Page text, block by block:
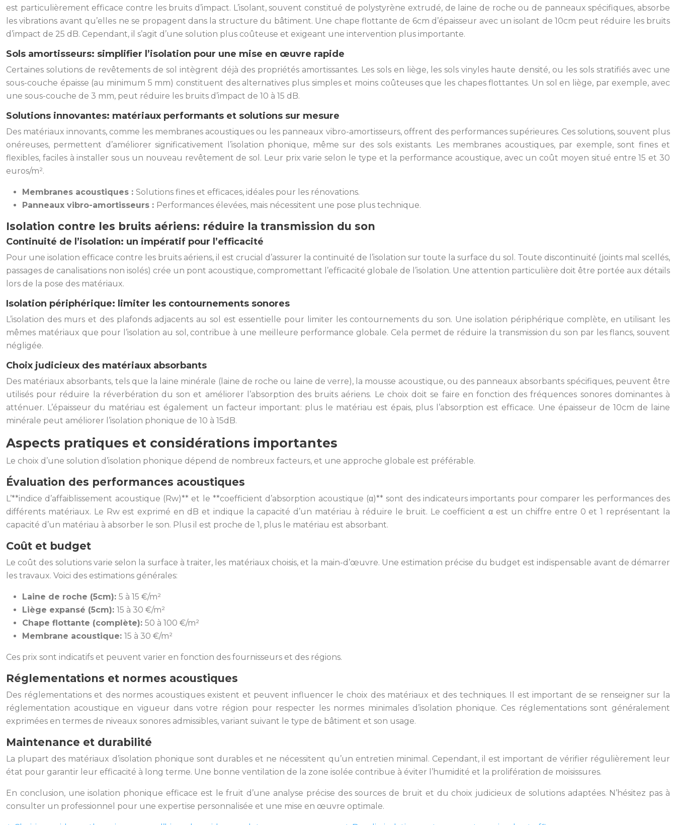
est particulièrement efficace contre les bruits d’impact. L’isolant, souvent constitué de polystyrène extrudé, de laine de roche ou de panneaux spécifiques, absorbe
les vibrations avant qu’elles ne se propagent dans la structure du bâtiment. Une chape flottante de 6cm d’épaisseur avec un isolant de 10cm peut réduire les bruits
d’impact de 25 dB. Cependant, il s’agit d’une solution plus coûteuse et exigeant une intervention plus importante.
Sols amortisseurs: simplifier l’isolation pour une mise en œuvre rapide
Certaines solutions de revêtements de sol intègrent déjà des propriétés amortissantes. Les sols en liège, les sols vinyles haute densité, ou les sols stratifiés avec une
sous-couche épaisse (au minimum 5 mm) constituent des alternatives plus simples et moins coûteuses que les chapes flottantes. Un sol en liège, par exemple, avec
une sous-couche de 3 mm, peut réduire les bruits d’impact de 10 à 15 dB.
Solutions innovantes: matériaux performants et solutions sur mesure
Des matériaux innovants, comme les membranes acoustiques ou les panneaux vibro-amortisseurs, offrent des performances supérieures. Ces solutions, souvent plus
onéreuses, permettent d’améliorer significativement l’isolation phonique, même sur des sols existants. Les membranes acoustiques, par exemple, sont fines et
flexibles, faciles à installer sous un nouveau revêtement de sol. Leur prix varie selon le type et la performance acoustique, avec un coût moyen situé entre 15 et 30
euros/m².
Membranes acoustiques : Solutions fines et efficaces, idéales pour les rénovations.
Panneaux vibro-amortisseurs : Performances élevées, mais nécessitent une pose plus technique.
Isolation contre les bruits aériens: réduire la transmission du son
Continuité de l’isolation: un impératif pour l’efficacité
Pour une isolation efficace contre les bruits aériens, il est crucial d’assurer la continuité de l’isolation sur toute la surface du sol. Toute discontinuité (joints mal scellés,
passages de canalisations non isolés) crée un pont acoustique, compromettant l’efficacité globale de l’isolation. Une attention particulière doit être portée aux détails
lors de la pose des matériaux.
Isolation périphérique: limiter les contournements sonores
L’isolation des murs et des plafonds adjacents au sol est essentielle pour limiter les contournements du son. Une isolation périphérique complète, en utilisant les
mêmes matériaux que pour l’isolation au sol, contribue à une meilleure performance globale. Cela permet de réduire la transmission du son par les flancs, souvent
négligée.
Choix judicieux des matériaux absorbants
Des matériaux absorbants, tels que la laine minérale (laine de roche ou laine de verre), la mousse acoustique, ou des panneaux absorbants spécifiques, peuvent être
utilisés pour réduire la réverbération du son et améliorer l’absorption des bruits aériens. Le choix doit se faire en fonction des fréquences sonores dominantes à
atténuer. L’épaisseur du matériau est également un facteur important: plus le matériau est épais, plus l’absorption est efficace. Une épaisseur de 10cm de laine
minérale peut améliorer l’isolation phonique de 10 à 15dB.
Aspects pratiques et considérations importantes
Le choix d’une solution d’isolation phonique dépend de nombreux facteurs, et une approche globale est préférable.
Évaluation des performances acoustiques
L’**indice d’affaiblissement acoustique (Rw)** et le **coefficient d’absorption acoustique (α)** sont des indicateurs importants pour comparer les performances des
différents matériaux. Le Rw est exprimé en dB et indique la capacité d’un matériau à réduire le bruit. Le coefficient α est un chiffre entre 0 et 1 représentant la
capacité d’un matériau à absorber le son. Plus il est proche de 1, plus le matériau est absorbant.
Coût et budget
Le coût des solutions varie selon la surface à traiter, les matériaux choisis, et la main-d’œuvre. Une estimation précise du budget est indispensable avant de démarrer
les travaux. Voici des estimations générales:
Laine de roche (5cm): 5 à 15 €/m²
Liège expansé (5cm): 15 à 30 €/m²
Chape flottante (complète): 50 à 100 €/m²
Membrane acoustique: 15 à 30 €/m²
Ces prix sont indicatifs et peuvent varier en fonction des fournisseurs et des régions.
Réglementations et normes acoustiques
Des réglementations et des normes acoustiques existent et peuvent influencer le choix des matériaux et des techniques. Il est important de se renseigner sur la
réglementation acoustique en vigueur dans votre région pour respecter les normes minimales d’isolation phonique. Ces réglementations sont généralement
exprimées en termes de niveaux sonores admissibles, variant suivant le type de bâtiment et son usage.
Maintenance et durabilité
La plupart des matériaux d’isolation phonique sont durables et ne nécessitent qu’un entretien minimal. Cependant, il est important de vérifier régulièrement leur
état pour garantir leur efficacité à long terme. Une bonne ventilation de la zone isolée contribue à éviter l’humidité et la prolifération de moisissures.
En conclusion, une isolation phonique efficace est le fruit d’une analyse précise des sources de bruit et du choix judicieux de solutions adaptées. N’hésitez pas à
consulter un professionnel pour une expertise personnalisée et une mise en œuvre optimale.